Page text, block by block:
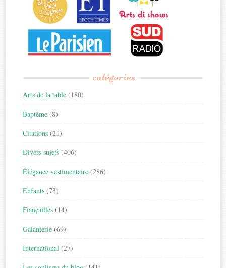
catégories
Arts de la table (180)
Baptême (8)
Citations (21)
Divers sujets (406)
Élégance vestimentaire (286)
Enfants (73)
Fiançailles (14)
Galanterie (69)
International (27)